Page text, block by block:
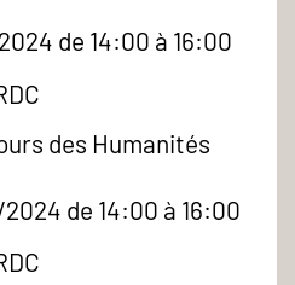
de 14:00 à 16:00
des Humanités
de 14:00 à 16:00